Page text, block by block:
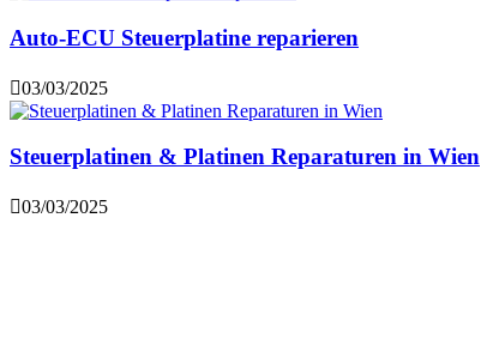
Auto-ECU Steuerplatine reparieren
03/03/2025
Steuerplatinen & Platinen Reparaturen in Wien
03/03/2025